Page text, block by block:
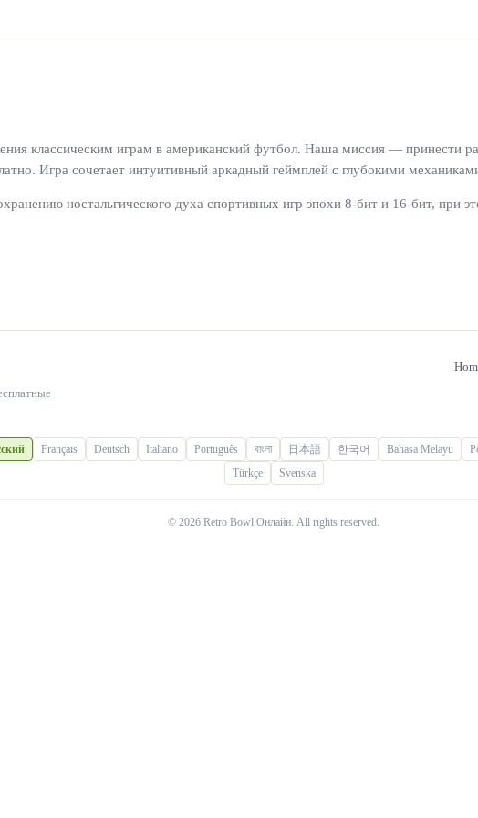
классическим играм в американский футбол. Наша миссия — принести
Игра сочетает интуитивный аркадный геймплей с глубокими
ностальгического духа спортивных игр эпохи 8-бит и 16-бит, при
Français Deutsch Italiano Português বাংলা 日本語 한국어 Bahasa Melayu
Türkçe
Svenska
© 2026 Retro Bowl Онлайн. All rights reserved.